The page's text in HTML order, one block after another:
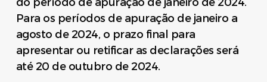
Para os períodos de apuração de janeiro a
agosto de 2024, o prazo final para
apresentar ou retificar as declarações será
até 20 de outubro de 2024.